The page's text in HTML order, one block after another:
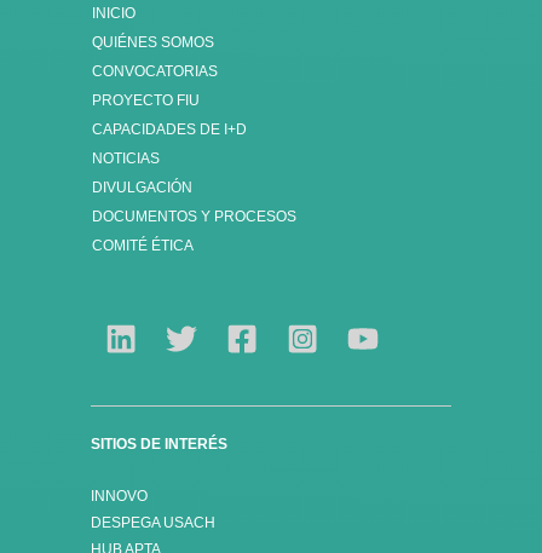
INICIO
QUIÉNES SOMOS
CONVOCATORIAS
PROYECTO FIU
CAPACIDADES DE I+D
NOTICIAS
DIVULGACIÓN
DOCUMENTOS Y PROCESOS
COMITÉ ÉTICA
SITIOS DE INTERÉS
INNOVO
DESPEGA USACH
HUB APTA